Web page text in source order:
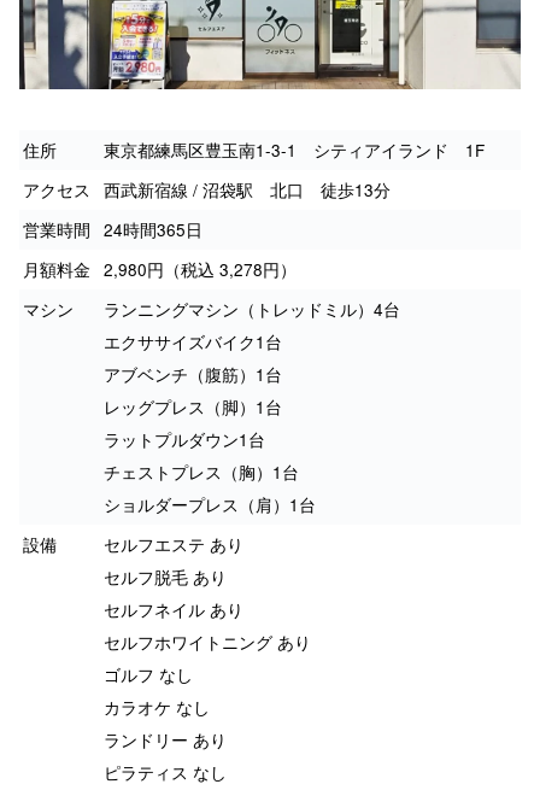
住所
東京都練馬区豊玉南1-3-1 シティアイランド 1F
アクセス
西武新宿線 / 沼袋駅 北口 徒歩13分
営業時間 24時間365日
月額料金 2,980円（税込 3,278円）
マシン
ランニングマシン（トレッドミル）4台
エクササイズバイク1台
アブベンチ（腹筋）1台
レッグプレス（脚）1台
ラットプルダウン1台
チェストプレス（胸）1台
ショルダープレス（肩）1台
設備
セルフエステ あり
セルフ脱毛 あり
セルフネイル あり
セルフホワイトニング あり
ゴルフ なし
カラオケ なし
ランドリー あり
ピラティス なし